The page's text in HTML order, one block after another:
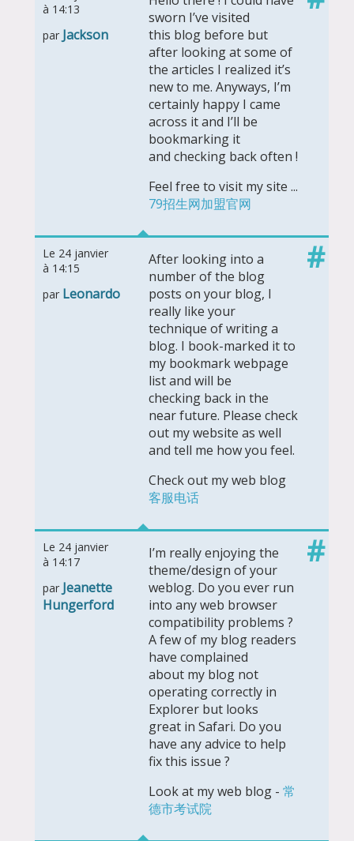
à 14:13
par Jackson
sworn I’ve visited
this blog before but
after looking at some of
the articles I realized it’s
new to me. Anyways, I’m
certainly happy I came
across it and I’ll be
bookmarking it
and checking back often !
Feel free to visit my site ...
79招生网加盟官网
Le 24 janvier
à 14:15
par Leonardo
After looking into a
number of the blog
posts on your blog, I
really like your
technique of writing a
blog. I book-marked it to
my bookmark webpage
list and will be
checking back in the
near future. Please check
out my website as well
and tell me how you feel.
Check out my web blog
客服电话
#
Le 24 janvier
à 14:17
par Jeanette
Hungerford
I’m really enjoying the
theme/design of your
weblog. Do you ever run
into any web browser
compatibility problems ?
A few of my blog readers
have complained
about my blog not
operating correctly in
Explorer but looks
great in Safari. Do you
have any advice to help
fix this issue ?
Look at my web blog - 常
德市考试院
#